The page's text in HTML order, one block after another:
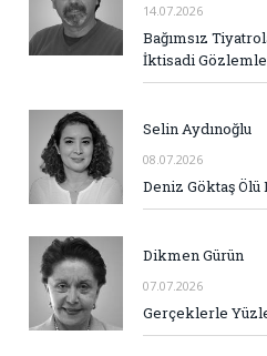
14.07.2026
Bağımsız
İktisadi
Selin Aydınoğlu
08.07.2026
Deniz Göktaş
Dikmen Gürün
07.07.2026
Gerçeklerle